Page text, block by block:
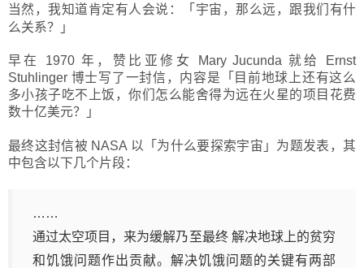
当然，我知道肯定有人会说： 「 宇宙，那么远，跟我们有什
么关系？
」
早在 1970 年，赞比亚修女 Mary Jucunda 就给 Ernst
Stuhlinger 博士写了一封信，内容是 「 目前地球上还有这么
多小孩子吃不上饭，你们怎么能舍得为远在火星的项目花费
数十亿美元？
」
最终这封信被 NASA 以 「 为什么要探索宇宙 」 为题发表，其
中包含以下几个片段：
……
通过太空项目，来为缓解乃至最终 解决地球上的贫穷
和饥饿问题作出贡献。解决饥饿问题的关键有两部